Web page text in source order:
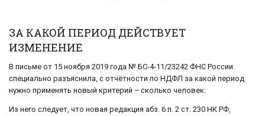
ЗА КАКОЙ ПЕРИОД ДЕЙСТВУЕТ
ИЗМЕНЕНИЕ
В письме от 15 ноября 2019 года № БС-4-11/23242 ФНС России
специально разъяснила, с отчётности по НДФЛ за какой период
нужно применять новый критерий – сколько человек.
Из него следует, что новая редакция абз. 6 п. 2 ст. 230 НК РФ,